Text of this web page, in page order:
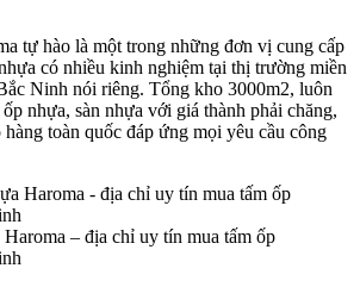
tự hào là một trong những đơn vị cung cấp
có nhiều kinh nghiệm tại thị trường miền
Ninh nói riêng. Tổng kho 3000m2, luôn
ốp nhựa, sàn nhựa với giá thành phải chăng,
hàng toàn quốc đáp ứng mọi yêu cầu công
– địa chỉ uy tín mua tấm ốp